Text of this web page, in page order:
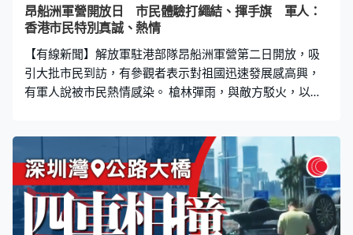
昂船洲軍營開放日 市民體驗打繩結、揮手旗 軍人：
香港市民特別真誠、熱情
【有線新聞】解放軍駐港部隊昂船洲軍營第二日開放，吸
引大批市民到訪，有參觀者表示對祖國迅速發展感高興，
有軍人說被市民熱情感染。 槍林彈雨，與敵方駁火，以無
分子的英姿。馮小姐：「很精彩，看到人很激情澎拜，很
熱血的感覺。」文先生：「看到我們祖國發展這樣快、這
樣偉大，我們很開心，所以來見識、看看變成怎樣。（曬
都不怕？）不怕。」鮑同學：「應該是我人生第一次拿起
真槍，雖然不是真的發射子彈的槍，但是挺不錯的。」 除